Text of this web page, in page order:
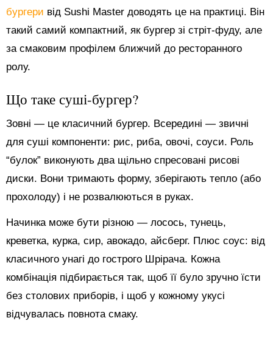
бургери від Sushi Master доводять це на практиці. Він
такий самий компактний, як бургер зі стріт-фуду, але
за смаковим профілем ближчий до ресторанного
ролу.
Що таке суші-бургер?
Зовні — це класичний бургер. Всередині — звичні
для суші компоненти: рис, риба, овочі, соуси. Роль
“булок” виконують два щільно спресовані рисові
диски. Вони тримають форму, зберігають тепло (або
прохолоду) і не розвалюються в руках.
Начинка може бути різною — лосось, тунець,
креветка, курка, сир, авокадо, айсберг. Плюс соус: від
класичного унагі до гострого Шрірача. Кожна
комбінація підбирається так, щоб її було зручно їсти
без столових приборів, і щоб у кожному укусі
відчувалась повнота смаку.